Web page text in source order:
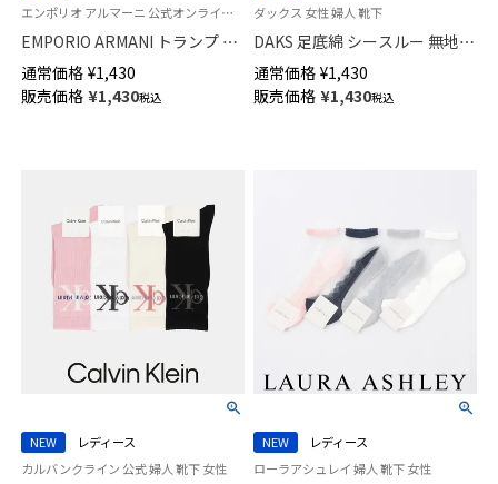
エンポリオ アルマーニ 公式オンラインショップ 紳士 靴下
EMPORIO ARMANI トランプ EA
柄 スニーカー丈 カジュアル ソ
ックス メンズ 02322395
通常価格 ¥1,430
販売価格 ¥1,430税込
ダックス 女性 婦人 靴下
DAKS 足底綿 シースルー 無地
スニーカー丈 日本製 ソックス
レディース 03367412
通常価格 ¥1,430
販売価格 ¥1,430税込
NEW
レディース
カルバンクライン 公式 婦人 靴下 女性
NEW
レディース
ローラアシュレイ 婦人 靴下 女性